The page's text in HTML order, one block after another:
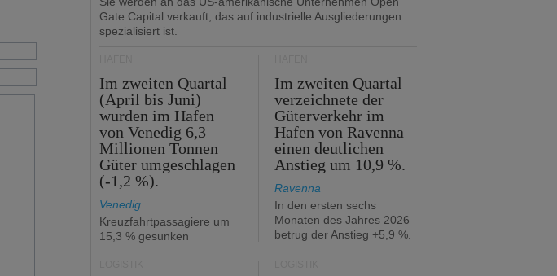
Gate Capital verkauft, das auf industrielle Ausgliederungen
spezialisiert ist.
Im zweiten Quartal
(April bis Juni)
wurden im Hafen
von Venedig 6,3
Millionen Tonnen
Güter umgeschlagen
(-1,2 %).
Venedig
Kreuzfahrtpassagiere um
15,3 % gesunken
Im zweiten Quartal
verzeichnete der
Güterverkehr im
Hafen von Ravenna
einen deutlichen
Anstieg um 10,9 %.
Ravenna
In den ersten sechs
Monaten des Jahres 2026
betrug der Anstieg +5,9 %.